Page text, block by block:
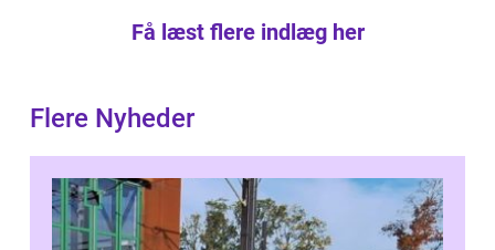
Få læst flere indlæg her
Flere Nyheder